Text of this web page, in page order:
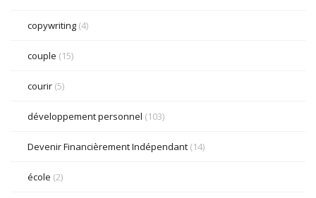
copywriting (4)
couple (15)
courir (5)
développement personnel (103)
Devenir Financièrement Indépendant (14)
école (2)